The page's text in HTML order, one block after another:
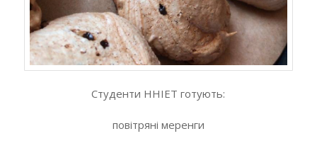
Студенти ННІЕТ готують:
повітряні меренги